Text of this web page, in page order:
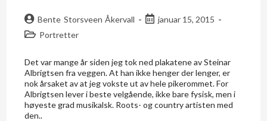
Bente Storsveen Åkervall
januar 15, 2015
Portretter
Det var mange år siden jeg tok ned plakatene av Steinar
Albrigtsen fra veggen. At han ikke henger der lenger, er
nok årsaket av at jeg vokste ut av hele pikerommet. For
Albrigtsen lever i beste velgående, ikke bare fysisk, men i
høyeste grad musikalsk. Roots- og country artisten med
den..